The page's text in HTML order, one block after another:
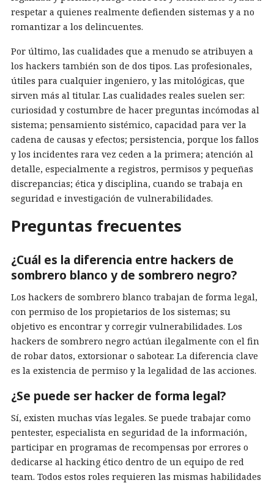
respetar a quienes realmente defienden sistemas y a no
romantizar a los delincuentes.
Por último, las cualidades que a menudo se atribuyen a
los hackers también son de dos tipos. Las profesionales,
útiles para cualquier ingeniero, y las mitológicas, que
sirven más al titular. Las cualidades reales suelen ser:
curiosidad y costumbre de hacer preguntas incómodas al
sistema; pensamiento sistémico, capacidad para ver la
cadena de causas y efectos; persistencia, porque los fallos
y los incidentes rara vez ceden a la primera; atención al
detalle, especialmente a registros, permisos y pequeñas
discrepancias; ética y disciplina, cuando se trabaja en
seguridad e investigación de vulnerabilidades.
Preguntas frecuentes
¿Cuál es la diferencia entre hackers de
sombrero blanco y de sombrero negro?
Los hackers de sombrero blanco trabajan de forma legal,
con permiso de los propietarios de los sistemas; su
objetivo es encontrar y corregir vulnerabilidades. Los
hackers de sombrero negro actúan ilegalmente con el fin
de robar datos, extorsionar o sabotear. La diferencia clave
es la existencia de permiso y la legalidad de las acciones.
¿Se puede ser hacker de forma legal?
Sí, existen muchas vías legales. Se puede trabajar como
pentester, especialista en seguridad de la información,
participar en programas de recompensas por errores o
dedicarse al hacking ético dentro de un equipo de red
team. Todos estos roles requieren las mismas habilidades